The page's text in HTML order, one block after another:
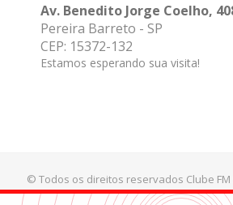
Av. Benedito Jorge Coelho,
Pereira Barreto - SP
CEP: 15372-132
Estamos esperando sua visita!
© Todos os direitos reservados Clube FM